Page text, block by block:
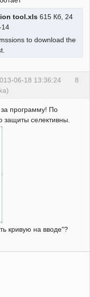
tool.xls 615 Кб, 24
14
to download the
8
06-18 13:36:24
за программу! По
защиты селективны.
кривую на вводе"?